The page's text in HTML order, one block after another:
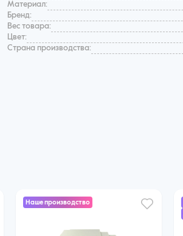
Материал:
Бренд:
Вес товара:
Цвет:
Страна производства:
Наше производство